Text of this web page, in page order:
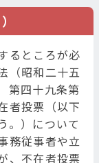
るところが必
（昭和二十五
第四十九条第
者投票（以下
。）について
務従事者や立
、不在者投票